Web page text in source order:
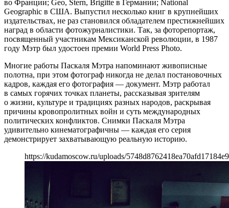
во Франции; Geo, Stern, Brigitte в Германии; National
Geographic в США. Выпустил несколько книг в крупнейших
издательствах, не раз становился обладателем престижнейших
наград в области фотожурналистики. Так, за фоторепортаж,
посвященный участникам Мексиканской революции, в 1987
году Мэтр был удостоен премии World Press Photo.
Многие работы Паскаля Мэтра напоминают живописные
полотна, при этом фотограф никогда не делал постановочных
кадров, каждая его фотография — документ. Мэтр работал
в самых горячих точках планеты, рассказывая зрителям
о жизни, культуре и традициях разных народов, раскрывая
причины кровопролитных войн и суть международных
политических конфликтов. Снимки Паскаля Мэтра
удивительно кинематографичны — каждая его серия
демонстрирует захватывающую реальную историю.
https://kudamoscow.ru/uploads/